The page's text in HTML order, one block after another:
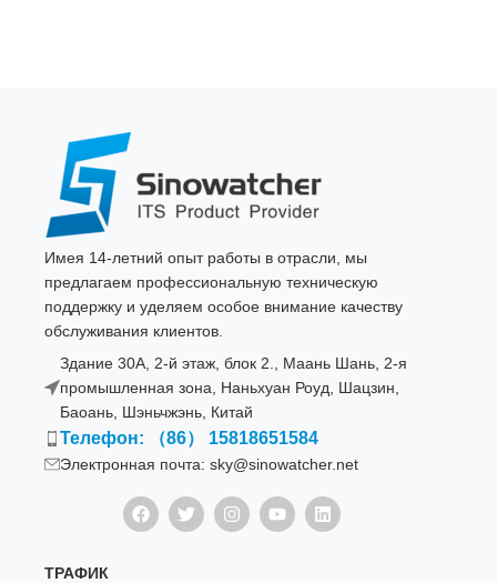
Имея 14-летний опыт работы в отрасли, мы
предлагаем профессиональную техническую
поддержку и уделяем особое внимание качеству
обслуживания клиентов.
Здание 30A, 2-й этаж, блок 2., Маань Шань, 2-я
промышленная зона, Наньхуан Роуд, Шацзин,
Баоань, Шэньчжэнь, Китай
Телефон: （86） 15818651584
Электронная почта: sky@sinowatcher.net
ТРАФИК